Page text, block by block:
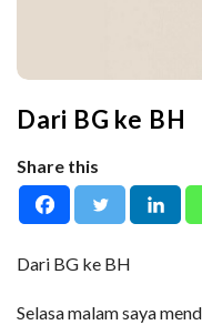
Dari BG ke BH
Share this
Dari BG ke BH
Selasa malam saya